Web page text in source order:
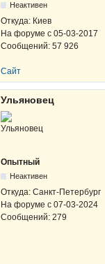
Неактивен
Откуда: Киев
На форуме с 05-03-2017
Сообщений: 57 926
Сайт
Ульяновец
Опытный
Неактивен
Откуда: Санкт-Петербург
На форуме с 07-03-2024
Сообщений: 279